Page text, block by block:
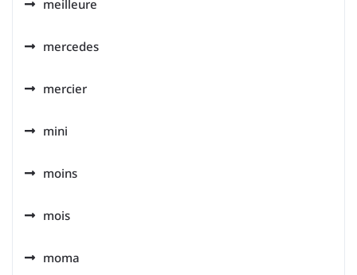
meilleure
mercedes
mercier
mini
moins
mois
moma